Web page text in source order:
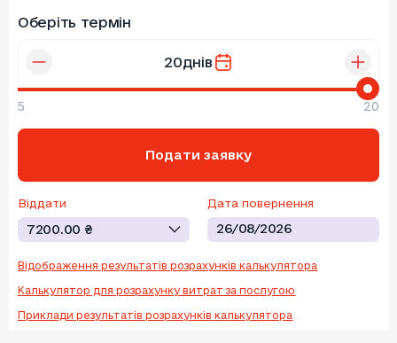
Оберіть термін
20днів
5 20
Подати заявку
Віддати
7200.00 ₴
Комісія:
1188.60 ₴
Дата повернення
26/08/2026
Відображення результатів розрахунків калькулятора
Калькулятор для розрахунку витрат за послугою
Приклади результатів розрахунків калькулятора